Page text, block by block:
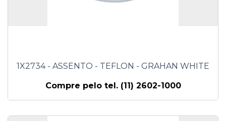
1X2734 - ASSENTO - TEFLON - GRAHAN WHITE
Compre pelo tel. (11) 2602-1000